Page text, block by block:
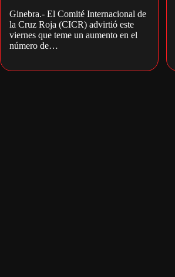
Ginebra.- El Comité Internacional de
la Cruz Roja (CICR) advirtió este
viernes que teme un aumento en el
número de…